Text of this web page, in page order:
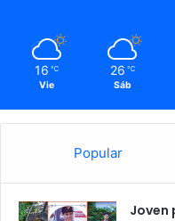
16 ℃
Vie
26 ℃
Sáb
Popular
Joven